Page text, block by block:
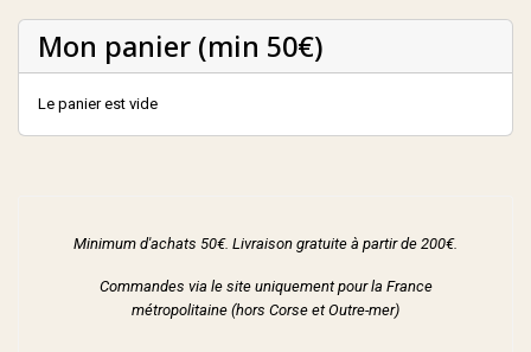
Mon panier (min 50€)
Le panier est vide
Minimum d'achats 50€. Livraison gratuite à partir de 200€.
Commandes via le site uniquement pour la France
métropolitaine (hors Corse et Outre-mer)